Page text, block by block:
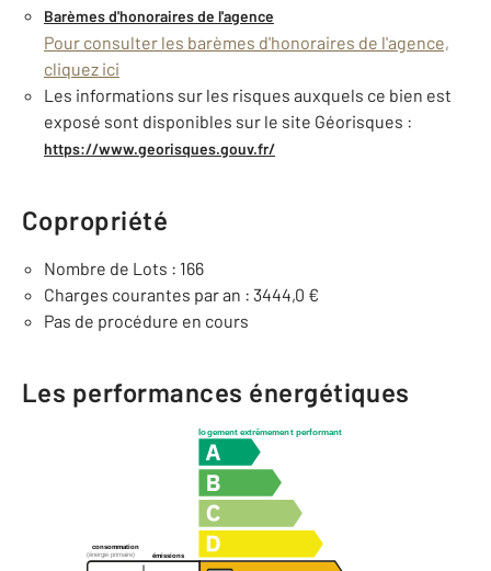
Barèmes d'honoraires de l'agence
Pour consulter les barèmes d'honoraires de l'agence,
cliquez ici
Les informations sur les risques auxquels ce bien est
exposé sont disponibles sur le site Géorisques :
https://www.georisques.gouv.fr/
Copropriété
Nombre de Lots : 166
Charges courantes par an : 3444,0 €
Pas de procédure en cours
Les performances énergétiques
logement extrêmement performant
consommation
émissions
(énergie primaire)